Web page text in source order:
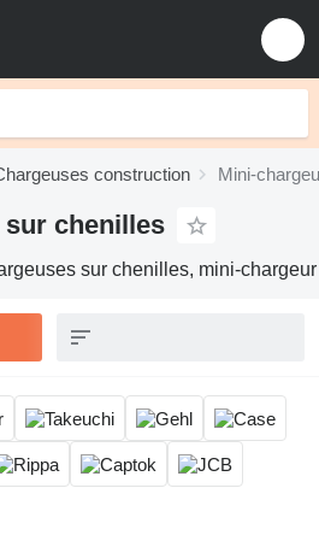
construction Mini-
sur chenilles
sur chenilles, mini-